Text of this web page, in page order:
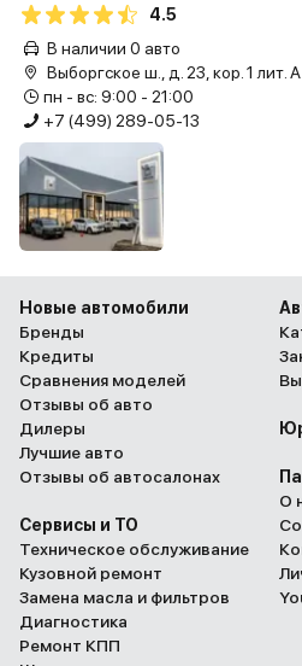
4.5
В наличии 0 авто
Выборгское ш., д. 23, кор. 1 лит. А
пн - вс: 9:00 - 21:00
+7 (499) 289-05-13
Новые автомобили
Бренды
Кредиты
Сравнения моделей
Отзывы об авто
Дилеры
Лучшие авто
Отзывы об автосалонах
Сервисы и ТО
Техническое обслуживание
Кузовной ремонт
Замена масла и фильтров
Диагностика
Ремонт КПП
О